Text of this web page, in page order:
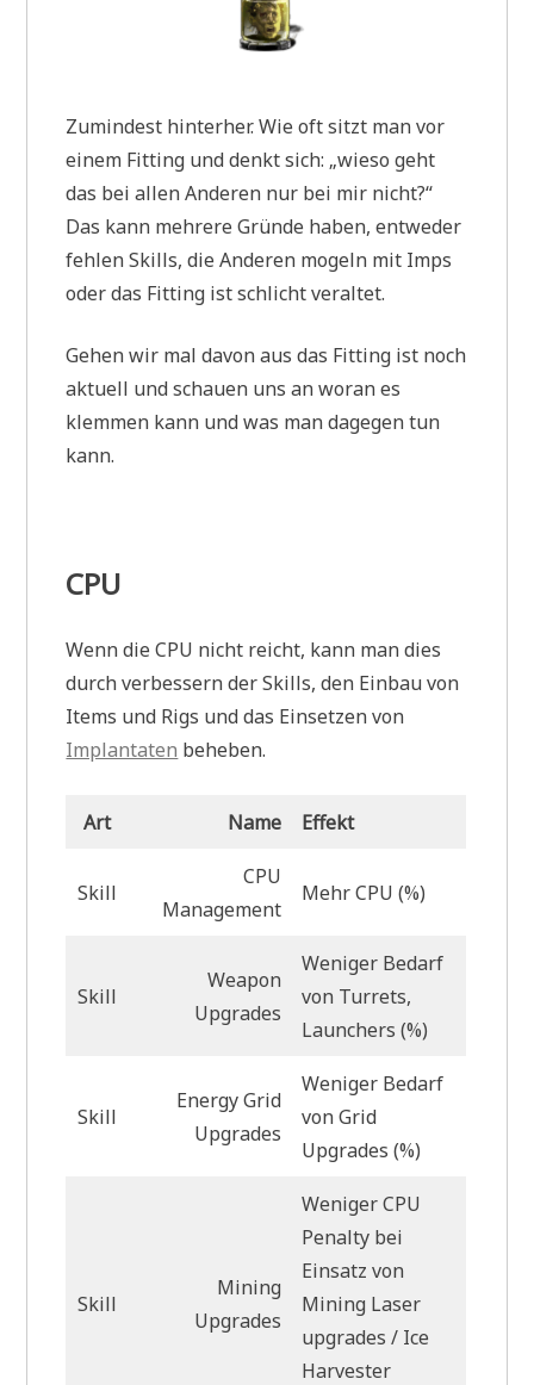
Zumindest hinterher. Wie oft sitzt man vor
einem Fitting und denkt sich: „wieso geht
das bei allen Anderen nur bei mir nicht?“
Das kann mehrere Gründe haben, entweder
fehlen Skills, die Anderen mogeln mit Imps
oder das Fitting ist schlicht veraltet.
Gehen wir mal davon aus das Fitting ist noch
aktuell und schauen uns an woran es
klemmen kann und was man dagegen tun
kann.
CPU
Wenn die CPU nicht reicht, kann man dies
durch verbessern der Skills, den Einbau von
Items und Rigs und das Einsetzen von
Implantaten beheben.
Art Name Effekt
Skill
CPU
Management
Mehr CPU (%)
Skill
Weapon
Upgrades
Weniger Bedarf
von Turrets,
Launchers (%)
Skill
Energy Grid
Upgrades
Weniger Bedarf
von Grid
Upgrades (%)
Skill
Mining
Upgrades
Weniger CPU
Penalty bei
Einsatz von
Mining Laser
upgrades / Ice
Harvester